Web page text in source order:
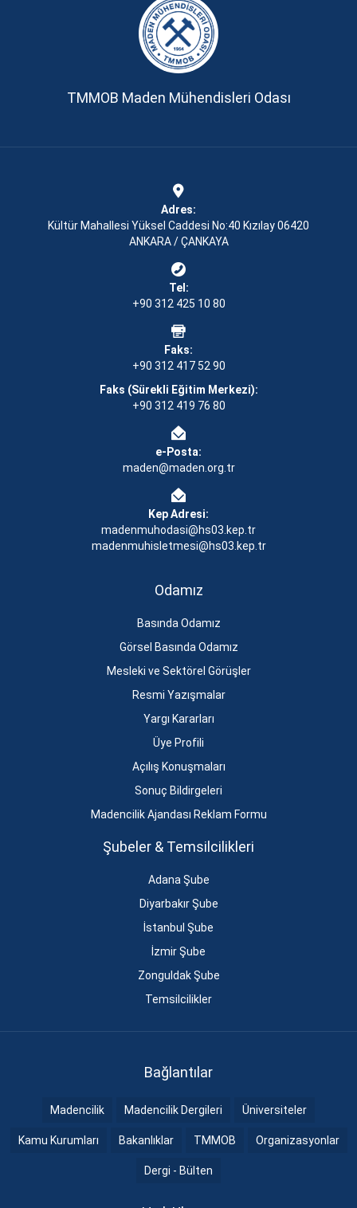
TMMOB Maden Mühendisleri Odası
Adres:
Kültür Mahallesi Yüksel Caddesi No:40 Kızılay 06420
ANKARA / ÇANKAYA
Tel:
+90 312 425 10 80
Faks:
+90 312 417 52 90
Faks (Sürekli Eğitim Merkezi):
+90 312 419 76 80
e-Posta:
maden@maden.org.tr
Kep Adresi:
madenmuhodasi@hs03.kep.tr
madenmuhisletmesi@hs03.kep.tr
Odamız
Basında Odamız
Görsel Basında Odamız
Mesleki ve Sektörel Görüşler
Resmi Yazışmalar
Yargı Kararları
Üye Profili
Açılış Konuşmaları
Sonuç Bildirgeleri
Madencilik Ajandası Reklam Formu
Şubeler & Temsilcilikleri
Adana Şube
Diyarbakır Şube
İstanbul Şube
İzmir Şube
Zonguldak Şube
Temsilcilikler
Bağlantılar
Madencilik Madencilik Dergileri Üniversiteler
Kamu Kurumları Bakanlıklar TMMOB Organizasyonlar
Dergi - Bülten